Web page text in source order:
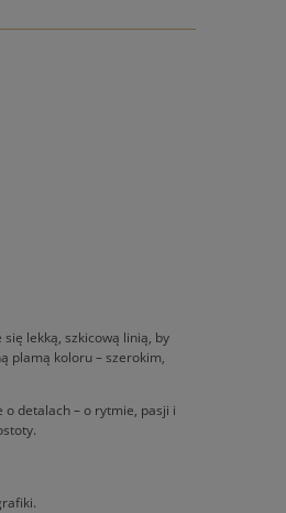
lekką, szkicową linią, by
plamą koloru – szerokim,
detalach – o rytmie, pasji i